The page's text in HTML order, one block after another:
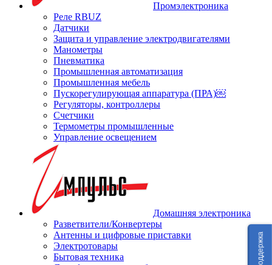
Промэлектроника
Реле RBUZ
Датчики
Защита и управление электродвигателями
Манометры
Пневматика
Промышленная автоматизация
Промышленная мебель
Пускорегулирующая аппаратура (ПРА)￼
Регуляторы, контроллеры
Счетчики
Термометры промышленные
Управление освещением
Домашняя электроника
Разветвители/Конвертеры
Антенны и цифровые приставки
Электротовары
Бытовая техника